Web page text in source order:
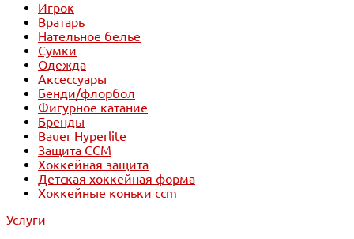
Игрок
Вратарь
Нательное белье
Сумки
Одежда
Аксессуары
Бенди/флорбол
Фигурное катание
Бренды
Bauer Hyperlite
Защита CCM
Хоккейная защита
Детская хоккейная форма
Хоккейные коньки ccm
Услуги